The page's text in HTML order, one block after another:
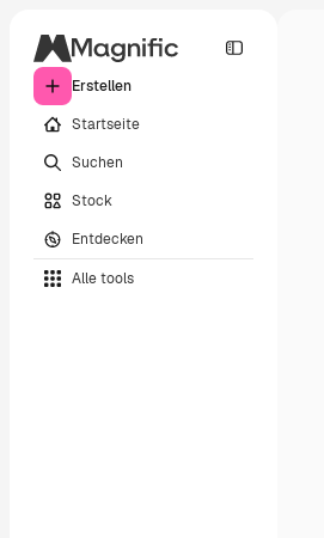
Erstellen
Startseite
Suchen
Stock
Entdecken
Alle tools